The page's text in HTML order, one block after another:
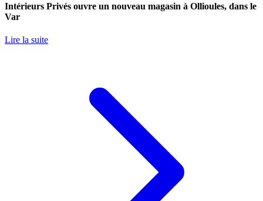
Intérieurs Privés ouvre un nouveau magasin à Ollioules, dans le
Var
Lire la suite